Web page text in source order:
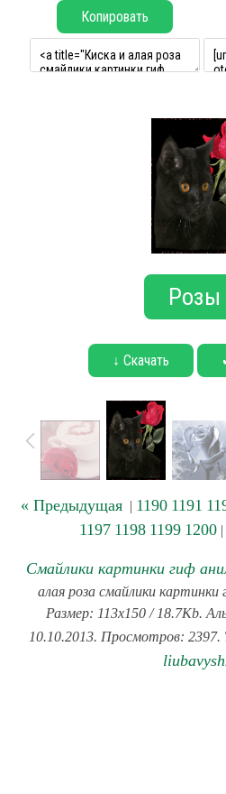
Копировать
Розы
↓ Скачать
« Предыдущая| 1190 1191
1197 1198 1199 1200 |
Смайлики картинки гиф
алая роза смайлики
Размер: 113x150 / 18.7Kb.
10.10.2013. Просмотров: 2397.